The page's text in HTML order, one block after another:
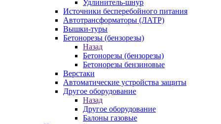
Удлинитель-шнур
Источники бесперебойного питания
Автотрансформаторы (ЛАТР)
Вышки-туры
Бетонорезы (бензорезы)
Назад
Бетонорезы (бензорезы)
Бетонорезы бензиновые
Верстаки
Автоматические устройства защиты
Другое оборудование
Назад
Другое оборудование
Балоны газовые